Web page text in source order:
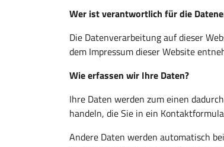
Wer ist verantwortlich für die
Die Datenverarbeitung auf dieser
dem Impressum dieser Website
Wie erfassen wir Ihre Daten?
Ihre Daten werden zum einen
handeln, die Sie in ein
Andere Daten werden automatisch